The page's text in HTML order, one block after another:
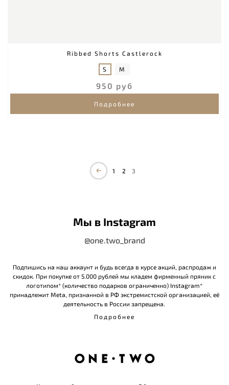
Ribbed Shorts Castlerock
S M
950 руб
Подробнее
1 2 3
Мы в Instagram
@one.two_brand
Подпишись на наш аккаунт и будь всегда в курсе акций, распродаж и
скидок. При покупке от 5.000 рублей мы кладем фирменный пряник с
логотипом* (количество подарков ограниченно) Instagram*
принадлежит Meta, признанной в РФ экстремистской организацией, её
деятельность в России запрещена.
Подробнее